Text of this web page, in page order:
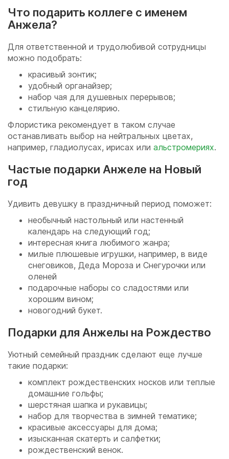
Что подарить коллеге с именем
Анжела?
Для ответственной и трудолюбивой сотрудницы
можно подобрать:
красивый зонтик;
удобный органайзер;
набор чая для душевных перерывов;
стильную канцелярию.
Флористика рекомендует в таком случае
останавливать выбор на нейтральных цветах,
например, гладиолусах, ирисах или альстромериях.
Частые подарки Анжеле на Новый
год
Удивить девушку в праздничный период поможет:
необычный настольный или настенный
календарь на следующий год;
интересная книга любимого жанра;
милые плюшевые игрушки, например, в виде
снеговиков, Деда Мороза и Снегурочки или
оленей
подарочные наборы со сладостями или
хорошим вином;
новогодний букет.
Подарки для Анжелы на Рождество
Уютный семейный праздник сделают еще лучше
такие подарки:
комплект рождественских носков или теплые
домашние гольфы;
шерстяная шапка и рукавицы;
набор для творчества в зимней тематике;
красивые аксессуары для дома;
изысканная скатерть и салфетки;
рождественский венок.